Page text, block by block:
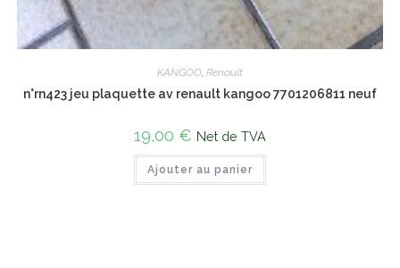
KANGOO, Renault
n°rn423 jeu plaquette av renault kangoo 7701206811 neuf
19,00 € Net de TVA
Ajouter au panier